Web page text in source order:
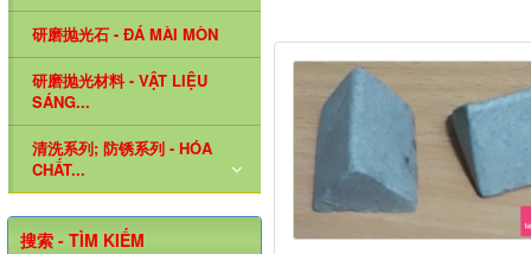
研磨抛光石 - ĐÁ MÀI MÒN
研磨抛光材料 - VẬT LIỆU
SÁNG...
清洗系列; 防锈系列 - HÓA
CHẤT...
搜索 - TÌM KIẾM